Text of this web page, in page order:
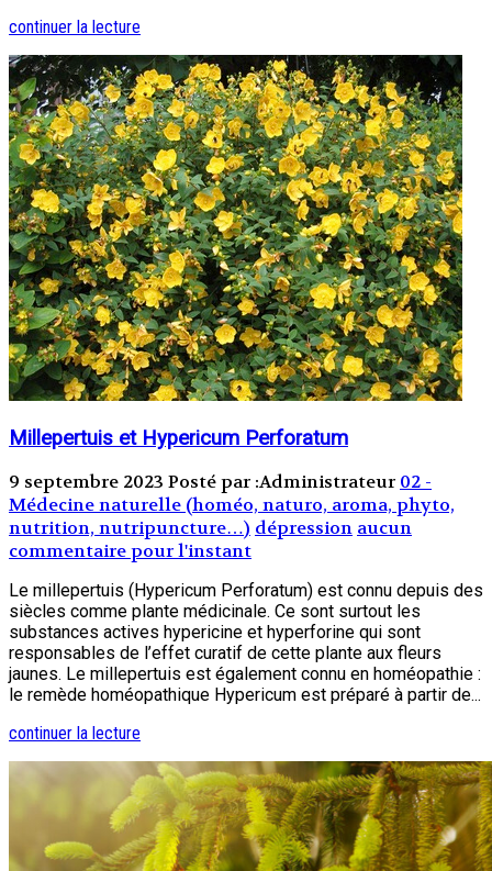
continuer la lecture
Millepertuis et Hypericum Perforatum
9 septembre 2023 Posté par :Administrateur 02 -
Médecine naturelle (homéo, naturo, aroma, phyto,
nutrition, nutripuncture…) dépression aucun
commentaire pour l'instant
Le millepertuis (Hypericum Perforatum) est connu depuis des
siècles comme plante médicinale. Ce sont surtout les
substances actives hypericine et hyperforine qui sont
responsables de l’effet curatif de cette plante aux fleurs
jaunes. Le millepertuis est également connu en homéopathie :
le remède homéopathique Hypericum est préparé à partir de...
continuer la lecture